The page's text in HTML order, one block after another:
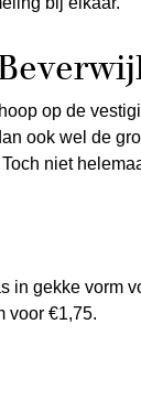
op de
ook wel de
niet
in gekke vorm
voor €1,75.